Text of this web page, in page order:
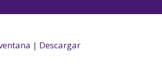
audio
| Descargar